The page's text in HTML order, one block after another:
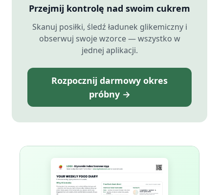
Przejmij kontrolę nad swoim cukrem
Skanuj posiłki, śledź ładunek glikemiczny i
obserwuj swoje wzorce — wszystko w
jednej aplikacji.
Rozpocznij darmowy okres
próbny →